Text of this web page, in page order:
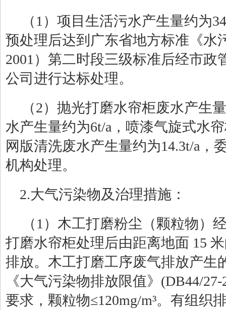
（1） 项目生活污水产生量约为
预处理后达到广东省地方标准《水
2001）第二时段三级标准后经市政
公司进行达标处理。
（2）抛光打磨水帘柜废水产生
水产生量约为6t/a，喷漆气旋式水
网版清洗废水产生量约为14.3t/a ，
机构处理。
2.大气污染物及治理措施：
（1 ）木工打磨粉尘（颗粒物）
打磨水帘柜处理后由距离地面 15
排放。木工打磨工序废气排放产生
《大气污染物排放限值》 (DB44/27-
要求，颗粒物≤120mg/m³。有组织